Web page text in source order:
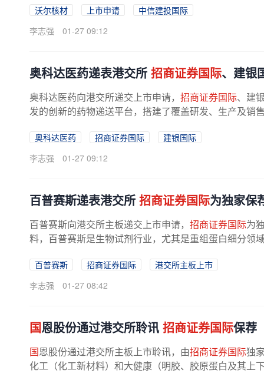
沃尔核材 上市申请
中信建投国际
李志强
01-27 09:12
奥科达医药递表港交所 招商证券国际、建银
奥科达医药向港交所递交上市申请， 招商证券国际、建
发的创新的药物递送平台，搭建了覆盖研发、生产及销
奥科达医药 招商证券国际
建银国际
李志强
01-27 09:12
百普赛斯递表港交所 招商证券国际为独家保
百普赛斯向港交所主板递交上市申请， 招商证券国际为
料，百普赛斯是生物试剂行业，尤其是重组蛋白细分领
百普赛斯 招商证券国际
港交所主板上市
李志强
01-27 08:42
国恩股份通过港交所聆讯招商证券国际保荐
国恩股份通过港交所主板上市聆讯，由招商证券国际独
化工（化工新材料）和大健康（明胶、胶原蛋白及其上